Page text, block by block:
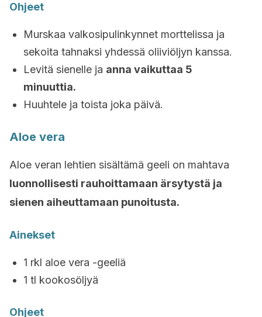
Ohjeet
Murskaa valkosipulinkynnet morttelissa ja
sekoita tahnaksi yhdessä oliiviöljyn kanssa.
Levitä sienelle ja anna vaikuttaa 5
minuuttia.
Huuhtele ja toista joka päivä.
Aloe vera
Aloe veran lehtien sisältämä geeli on mahtava
luonnollisesti rauhoittamaan ärsytystä ja
sienen aiheuttamaan punoitusta.
Ainekset
1 rkl aloe vera -geeliä
1 tl kookosöljyä
Ohjeet